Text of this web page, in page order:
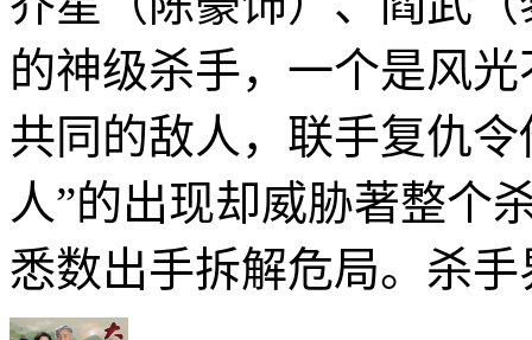
的神级杀手，一个是风
共同的敌人，联手复仇
人”的出现却威胁著整个
悉数出手拆解危局。杀